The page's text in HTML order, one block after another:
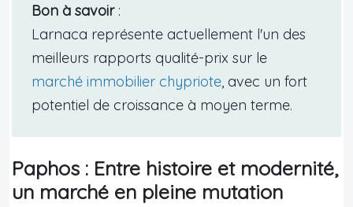
Bon à savoir:
Larnaca représente actuellement l'un des
meilleurs rapports qualité-prix sur le
marché immobilier chypriote, avec un fort
potentiel de croissance à moyen terme.
Paphos : Entre histoire et modernité,
un marché en pleine mutation